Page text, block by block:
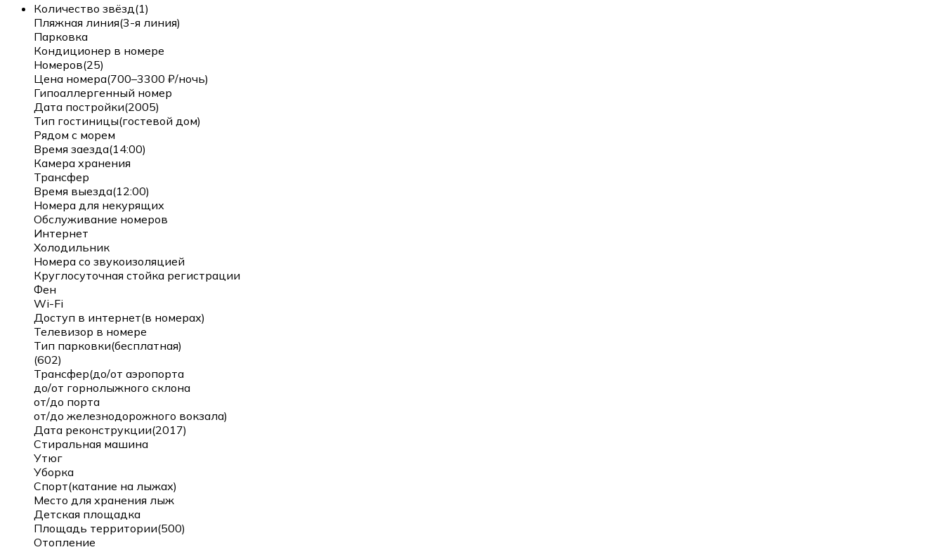
Количество звёзд(1)
Пляжная линия(3-я линия)
Парковка
Кондиционер в номере
Номеров(25)
Цена номера(700–3300 ₽/ночь)
Гипоаллергенный номер
Дата постройки(2005)
Тип гостиницы(гостевой дом)
Рядом с морем
Время заезда(14:00)
Камера хранения
Трансфер
Время выезда(12:00)
Номера для некурящих
Обслуживание номеров
Интернет
Холодильник
Номера со звукоизоляцией
Круглосуточная стойка регистрации
Фен
Wi-Fi
Доступ в интернет(в номерах)
Телевизор в номере
Тип парковки(бесплатная)
(602)
Трансфер(до/от аэропорта
до/от горнолыжного склона
от/до порта
от/до железнодорожного вокзала)
Дата реконструкции(2017)
Стиральная машина
Утюг
Уборка
Спорт(катание на лыжах)
Место для хранения лыж
Детская площадка
Площадь территории(500)
Отопление